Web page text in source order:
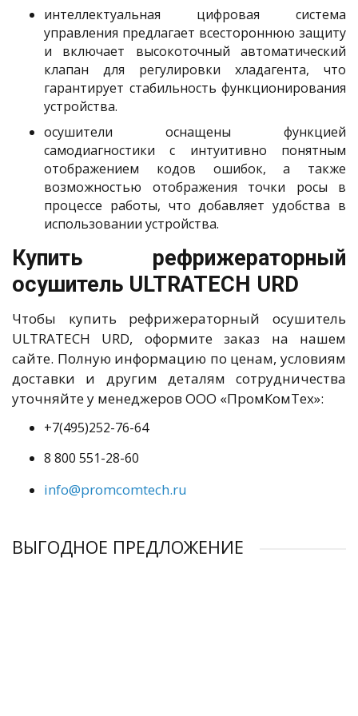
интеллектуальная цифровая система
управления предлагает всестороннюю защиту
и включает высокоточный автоматический
клапан для регулировки хладагента, что
гарантирует стабильность функционирования
устройства.
осушители оснащены функцией
самодиагностики с интуитивно понятным
отображением кодов ошибок, а также
возможностью отображения точки росы в
процессе работы, что добавляет удобства в
использовании устройства.
Купить рефрижераторный
осушитель ULTRATECH URD
Чтобы купить рефрижераторный осушитель
ULTRATECH URD, оформите заказ на нашем
сайте. Полную информацию по ценам, условиям
доставки и другим деталям сотрудничества
уточняйте у менеджеров ООО «ПромКомТех»:
+7(495)252-76-64
8 800 551-28-60
info@promcomtech.ru
ВЫГОДНОЕ ПРЕДЛОЖЕНИЕ